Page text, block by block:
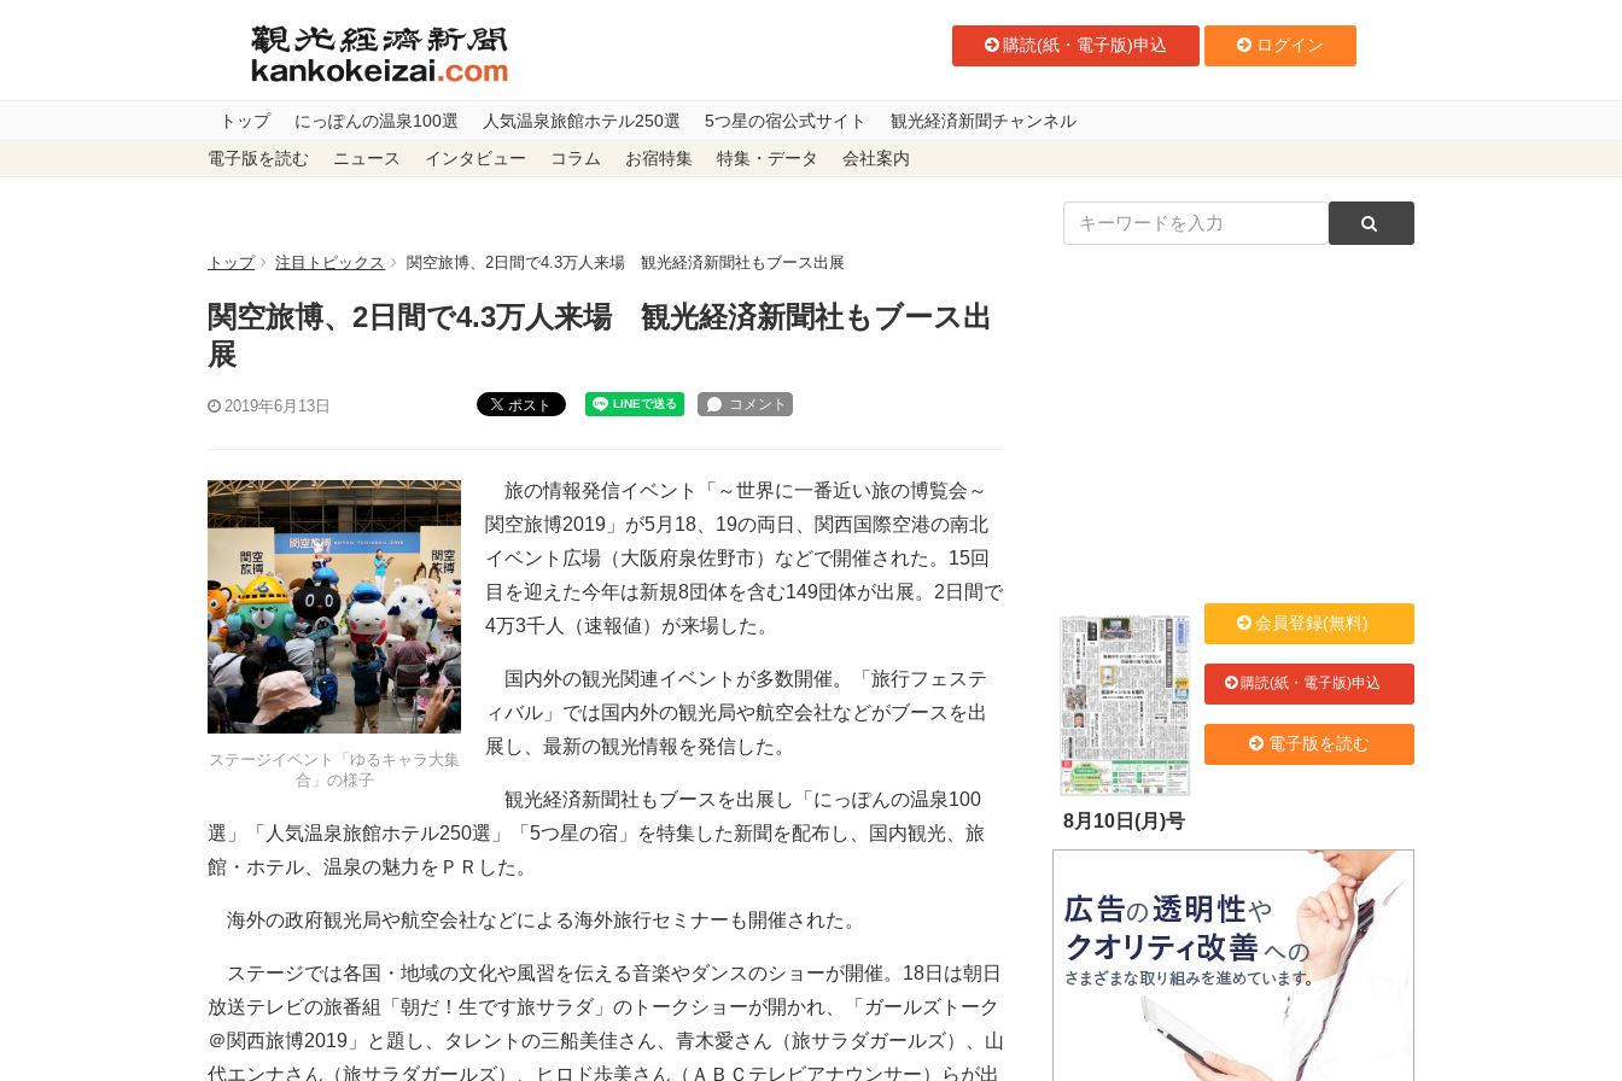
購読(紙・電子版)申込 ログイン
トップ にっぽんの温泉100選 人気温泉旅館ホテル250選 5つ星の宿公式サイト 観光経済新聞チャンネル
電子版を読む ニュース インタビュー コラム お宿特集 特集・データ 会社案内
トップ 注目トピックス 関空旅博、2日間で4.3万人来場 観光経済新聞社もブース出展
関空旅博、2日間で4.3万人来場 観光経済新聞社もブース出
展
2019年6月13日 ポスト
ステージイベント「ゆるキャラ大集
合」の様子
旅の情報発信イベント「～世界に一番近い旅の博覧会～
関空旅博2019」が5月18、19の両日、関西国際空港の南北
イベント広場（大阪府泉佐野市）などで開催された。15回
目を迎えた今年は新規8団体を含む149団体が出展。2日間で
4万3千人（速報値）が来場した。
国内外の観光関連イベントが多数開催。「旅行フェステ
ィバル」では国内外の観光局や航空会社などがブースを出
展し、最新の観光情報を発信した。
観光経済新聞社もブースを出展し「にっぽんの温泉100
選」「人気温泉旅館ホテル250選」「5つ星の宿」を特集した新聞を配布し、国内観光、旅
館・ホテル、温泉の魅力をＰＲした。
海外の政府観光局や航空会社などによる海外旅行セミナーも開催された。
ステージでは各国・地域の文化や風習を伝える音楽やダンスのショーが開催。18日は朝日
放送テレビの旅番組「朝だ！生です旅サラダ」のトークショーが開かれ、「ガールズトーク
＠関西旅博2019」と題し、タレントの三船美佳さん、青木愛さん（旅サラダガールズ）、山
代エンナさん（旅サラダガールズ）、ヒロド歩美さん（ＡＢＣテレビアナウンサー）らが出
8月10日(月)号
会員登録(無料)
購読(紙・電子版)申込
電子版を読む